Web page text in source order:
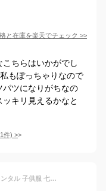
と在庫を楽天でチェック >>
ちらはいかがでし
もぽっちゃりなので
ツになりがちなの
キリ見えるかなと
1件) >
【レンタル】卒業式 スーツ 男の子 レンタル 子供服 七五三 卒業式 入学式 結婚式 140cm 150cm 160cm 165cm JBED019